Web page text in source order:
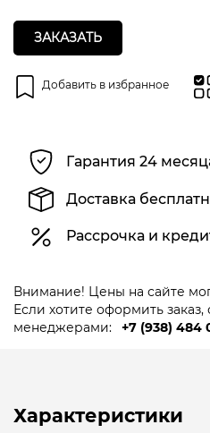
ЗАКАЗАТЬ
Добавить в избранное
Гарантия 24
Доставка
Рассрочка и
Внимание! Цены на сайте
Если хотите оформить
менеджерами:
+7 (938) 484
Характеристики